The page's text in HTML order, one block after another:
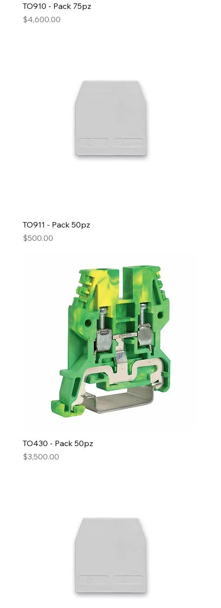
TO910 - Pack 75pz
Precio
$4,600.00
TO911 - Pack 50pz
Precio
$500.00
TO430 - Pack 50pz
Precio
$3,500.00